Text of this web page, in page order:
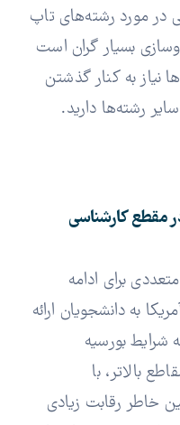
در مورد رشته‌های تاپ
بسیار گران است
نیاز به کنار گذشتن
مقطع کارشناسی
برای ادامه
به دانشجویان ارائه
شرایط بورسیه
بالاتر، با
خاطر رقابت زیادی